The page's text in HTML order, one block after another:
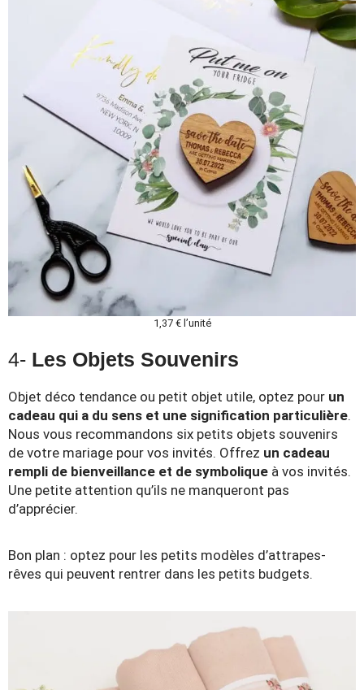
1,37 € l’unité
4- Les Objets Souvenirs
Objet déco tendance ou petit objet utile, optez pour un
cadeau qui a du sens et une signification particulière.
Nous vous recommandons six petits objets souvenirs
de votre mariage pour vos invités. Offrez un cadeau
rempli de bienveillance et de symbolique à vos invités.
Une petite attention qu’ils ne manqueront pas
d’apprécier.
Bon plan : optez pour les petits modèles d’attrapes-
rêves qui peuvent rentrer dans les petits budgets.